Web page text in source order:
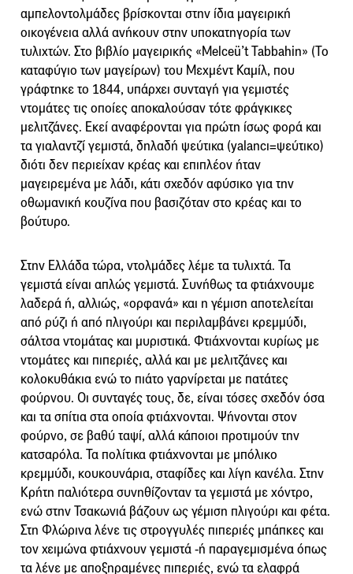
αμπελοντολμάδες βρίσκονται στην ίδια μαγειρική
οικογένεια αλλά ανήκουν στην υποκατηγορία των
τυλιχτών. Στο βιβλίο μαγειρικής «Melceü’t Tabbahin» (Το
καταφύγιο των μαγείρων) του Mεχμέντ Καμίλ, που
γράφτηκε το 1844, υπάρχει συνταγή για γεμιστές
ντομάτες τις οποίες αποκαλούσαν τότε φράγκικες
μελιτζάνες. Εκεί αναφέρονται για πρώτη ίσως φορά και
τα γιαλαντζί γεμιστά, δηλαδή ψεύτικα (yalancι=ψεύτικο)
διότι δεν περιείχαν κρέας και επιπλέον ήταν
μαγειρεμένα με λάδι, κάτι σχεδόν αφύσικο για την
οθωμανική κουζίνα που βασιζόταν στο κρέας και το
βούτυρο.
Στην Ελλάδα τώρα, ντολμάδες λέμε τα τυλιχτά. Τα
γεμιστά είναι απλώς γεμιστά. Συνήθως τα φτιάχνουμε
λαδερά ή, αλλιώς, «ορφανά» και η γέμιση αποτελείται
από ρύζι ή από πλιγούρι και περιλαμβάνει κρεμμύδι,
σάλτσα ντομάτας και μυριστικά. Φτιάχνονται κυρίως με
ντομάτες και πιπεριές, αλλά και με μελιτζάνες και
κολοκυθάκια ενώ το πιάτο γαρνίρεται με πατάτες
φούρνου. Οι συνταγές τους, δε, είναι τόσες σχεδόν όσα
και τα σπίτια στα οποία φτιάχνονται. Ψήνονται στον
φούρνο, σε βαθύ ταψί, αλλά κάποιοι προτιμούν την
κατσαρόλα. Τα πολίτικα φτιάχνονται με μπόλικο
κρεμμύδι, κουκουνάρια, σταφίδες και λίγη κανέλα. Στην
Κρήτη παλιότερα συνηθίζονταν τα γεμιστά με χόντρο,
ενώ στην Τσακωνιά βάζουν ως γέμιση πλιγούρι και φέτα.
Στη Φλώρινα λένε τις στρογγυλές πιπεριές μπάπκες και
τον χειμώνα φτιάχνουν γεμιστά -ή παραγεμισμένα όπως
τα λένε με αποξηραμένες πιπεριές, ενώ τα ελαφρά